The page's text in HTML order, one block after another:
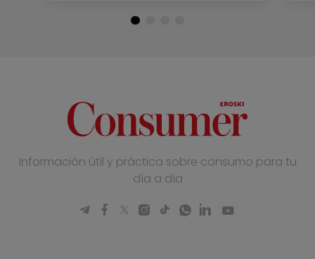
Información útil y práctica sobre consumo para tu
día a día